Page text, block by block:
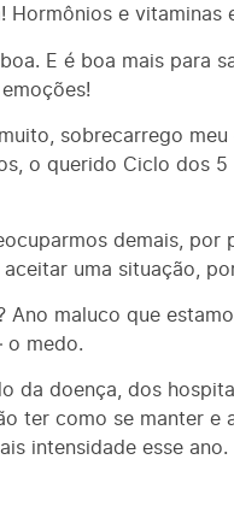
Hormônios e vitaminas
E é boa mais para
sobrecarrego
o querido Ciclo dos
demais, por
uma situação,
Ano maluco que
o medo.
da doença, dos
ter como se manter
intensidade esse ano.